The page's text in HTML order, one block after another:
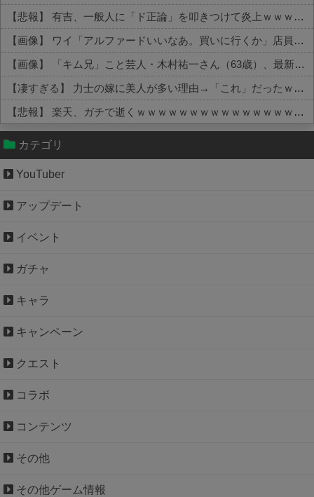
【悲報】 有吉、一般人に「ド正論」を叩きつけて炎上ｗｗｗｗｗｗｗｗ
【画像】 ワイ「アルファードいいなあ。買いに行くか」店員「ほいっ見積もりな！」ワイ「金額おかしくね？」←お前らもそう思うよな？？？？？
【画像】 「キム兄」こと芸人・木村祐一さん（63歳）、最新の松本人志さんとのツーショットが完全に別人だとネット騒然！ 「マジで誰かわからん」...
【凄すぎる】 力士の嫁に美人が多い理由→「これ」だったｗｗｗｗｗｗｗ
【悲報】 楽天、ガチで逝くｗｗｗｗｗｗｗｗｗｗｗｗｗｗｗｗｗｗｗｗ
Powered by livedoor 相互RSS
カテゴリ
YouTuber
アップデート
イベント
ガチャ
キャラ
キャンペーン
クエスト
コラボ
コンテンツ
その他
その他ゲーム情報